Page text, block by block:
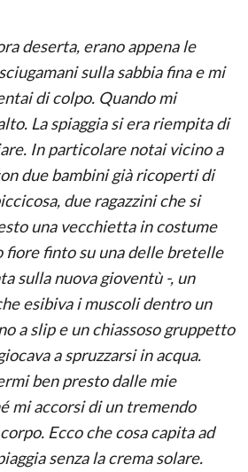
deserta, erano appena le
sulla sabbia fina e mi
di colpo. Quando mi
La spiaggia si era riempita di
In particolare notai vicino a
due bambini già ricoperti di
due ragazzini che si
una vecchietta in costume
fiore finto su una delle bretelle
sulla nuova gioventù -, un
esibiva i muscoli dentro un
a slip e un chiassoso gruppetto
a spruzzarsi in acqua.
ben presto dalle mie
mi accorsi di un tremendo
Ecco che cosa capita ad
senza la crema solare.